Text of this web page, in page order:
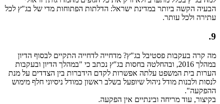
הבעיה הקשה ביותר במדינת ישראל: הדלתות הפתוחות מדי של בג"ץ לכל
עתירה ולכל עותר.
9.
מה קרה בעקבות פסטיבל בג"ץ? מדחייה לדחייה התקיים לבסוף הדיון
במהלך 2016, ובהחלטה בחסות בג"ץ נכתב כי "במהלך הדיון ובעקבות
הערות בית המשפט עלתה אפשרות לקדם הידברות בין הצדדים על מנת
לנסות ולבנות מודל ניהול שיופעל בשלב ראשון כמודל ניסיוני חלף מימוש
ההפקעה".
בקיצור, עוד מריחה ובינתיים אין הפקעה.